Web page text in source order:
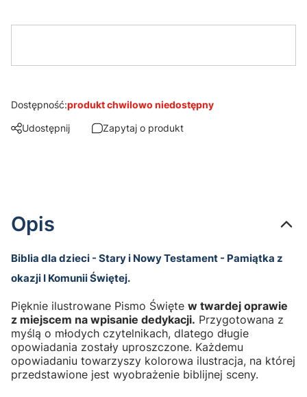
Dostępność:produkt chwilowo niedostępny
Udostępnij
Zapytaj o produkt
Opis
Biblia dla dzieci - Stary i Nowy Testament - Pamiątka z
okazji I Komunii Świętej.
Pięknie ilustrowane Pismo Święte w twardej oprawie
z miejscem na wpisanie dedykacji. Przygotowana z
myślą o młodych czytelnikach, dlatego długie
opowiadania zostały uproszczone. Każdemu
opowiadaniu towarzyszy kolorowa ilustracja, na której
przedstawione jest wyobrażenie biblijnej sceny.